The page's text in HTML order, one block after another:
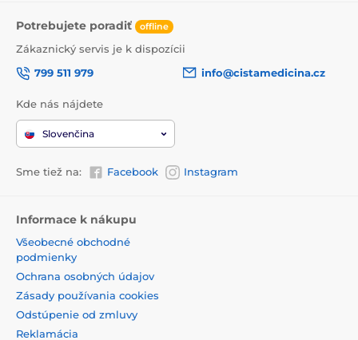
Potrebujete poradiť offline
Zákaznický servis je k dispozícii
799 511 979
info@cistamedicina.cz
Kde nás nájdete
Slovenčina
Sme tiež na: Facebook Instagram
Informace k nákupu
Všeobecné obchodné
podmienky
Ochrana osobných údajov
Zásady používania cookies
Odstúpenie od zmluvy
Reklamácia